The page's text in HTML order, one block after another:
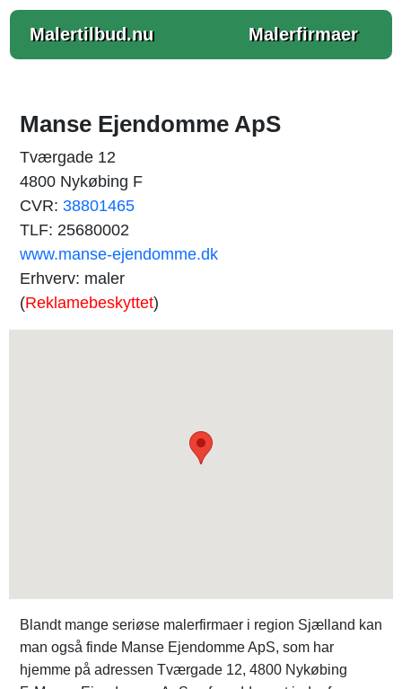
Malertilbud.nu Malerfirmaer
Manse Ejendomme ApS
Tværgade 12
4800 Nykøbing F
CVR: 38801465
TLF: 25680002
www.manse-ejendomme.dk
Erhverv: maler
(Reklamebeskyttet)
Blandt mange seriøse malerfirmaer i region Sjælland kan
man også finde Manse Ejendomme ApS, som har
hjemme på adressen Tværgade 12, 4800 Nykøbing